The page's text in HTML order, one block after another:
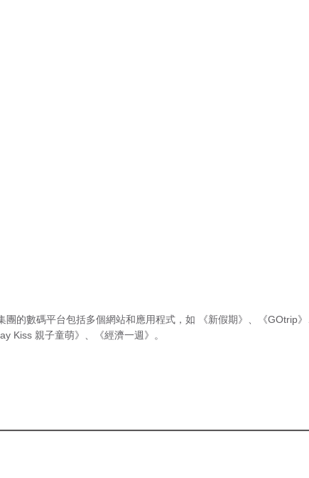
團的數碼平台包括多個網站和應用程式，如 《新假期》 《GOtrip》
Kiss 親子童萌》
《經濟一週》 。